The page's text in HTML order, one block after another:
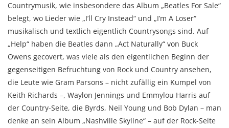
Countrymusik, wie insbesondere das Album „Beatles For Sale“
belegt, wo Lieder wie „I’ll Cry Instead“ und „I’m A Loser“
musikalisch und textlich eigentlich Countrysongs sind. Auf
„Help“ haben die Beatles dann „Act Naturally“ von Buck
Owens gecovert, was viele als den eigentlichen Beginn der
gegenseitigen Befruchtung von Rock und Country ansehen,
die Leute wie Gram Parsons – nicht zufällig ein Kumpel von
Keith Richards –, Waylon Jennings und Emmylou Harris auf
der Country-Seite, die Byrds, Neil Young und Bob Dylan – man
denke an sein Album „Nashville Skyline“ – auf der Rock-Seite